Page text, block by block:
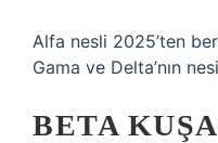
Alfa nesli 2025’ten
Gama ve Delta’nın
BETA